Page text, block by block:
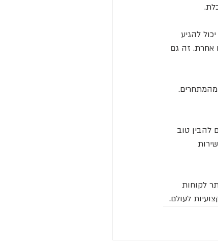
להגיע
אחרת. זה גם
מהמתחרים.
להבין טוב
לקוחות
לעולם.